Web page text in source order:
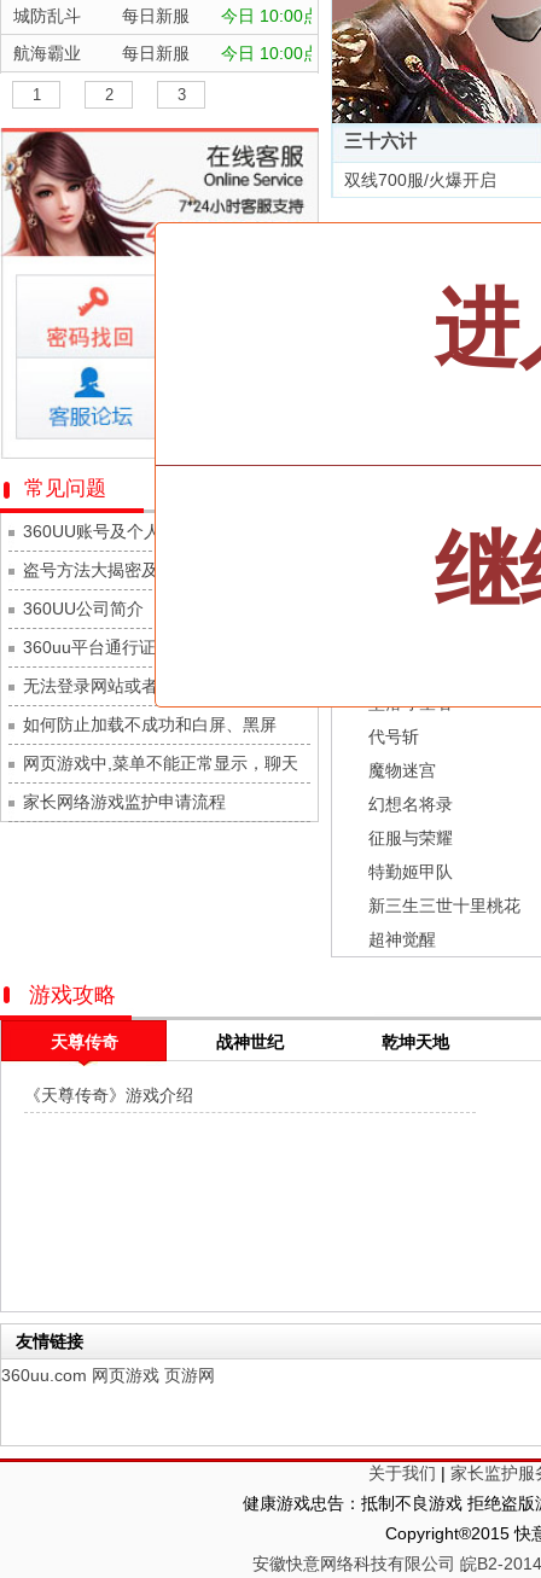
城防乱斗
每日新服
今日 10:00点
航海霸业
每日新服
今日 10:00点
晴空双子
每日新服
深渊契约
每日新服
今日 10:00点
坠落守望者
今日 10:00点
正中靶心
每日新服
今日 10:00点
神兵奇迹
每日新服
微乐捕鱼千炮版每日新服
帕瓦勇者传说
群英风华录
每日新服
小小仙王
少年名将
每日新服
寻龙英雄
每日新服
今日 10:00点
魔物迷宫
城防三国志
每日新服
九梦仙域
每日新服
豌豆大作战
每日新服
灵魂序章
每日新服
冒险守护
每日新服
绝地苍穹
每日新服
今日 10:00点
代号斩
每日新服
今日 10:00点
异星战舰
每日新服
今日 10:00点
天空的魔幻城
斩魔问道
每日新服
今日 10:00点
灵魂契约
每日新服
今日 10:00点
山海经异兽录 每日新服
1 2 3
常见问题
360UU账号及个人资料游戏数据安全
盗号方法大揭密及防范措施？
360UU公司简介
360uu平台通行证用户服务协议和相关
的条款和条件
无法登录网站或者看不到游戏列表的解
决方法
如何防止加载不成功和白屏、黑屏
网页游戏中,菜单不能正常显示，聊天
及其它功能不能正常使用的解决办法
家长网络游戏监护申请流程
三十六计
双线700服/火爆开启
仙侠
ABC DEF
天尊传奇
忍术大作战-山海封神
黎明召唤
龙之战歌
坠落守望者
代号斩
魔物迷宫
幻想名将录
征服与荣耀
特勤姬甲队
新三生三世十里桃花
超神觉醒
游戏攻略
天尊传奇 战神世纪 乾坤天地
《天尊传奇》游戏介绍
友情链接
360uu.com 网页游戏 页游网
关于我们 | 家长监护服
健康游戏忠告：抵制不良游戏 拒绝盗
Copyright®2015 快
安徽快意网络科技有限公司 皖B2-
进
继